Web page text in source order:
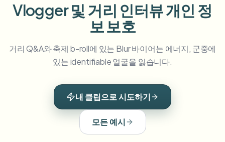
모든 예시 보기
예시 라이브러리 전체 탐색
얼굴 블러
기능
View all features
Browse every blur tool in one place
Vlogger 및 거리 인터뷰 개인 정
보 보호
거리 Q&A와 축제 b-roll에 있는 Blur 바이어는 에너지, 군중에
있는 identifiable 얼굴을 잃습니다.
내 클립으로 시도하기
모든 예시